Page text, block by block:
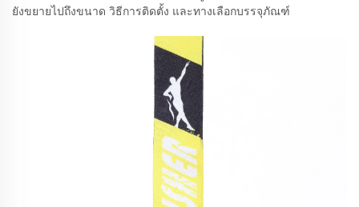
ยังขยายไปถึงขนาด วิธีการติดตั้ง และทางเลือกบรรจุภัณฑ์